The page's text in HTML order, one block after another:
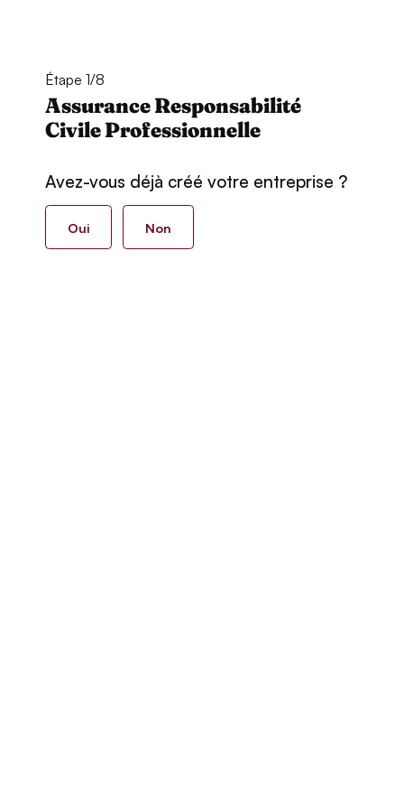
Étape 1/8
Assurance Responsabilité
Civile Professionnelle
Avez-vous déjà créé votre entreprise ?
Oui Non